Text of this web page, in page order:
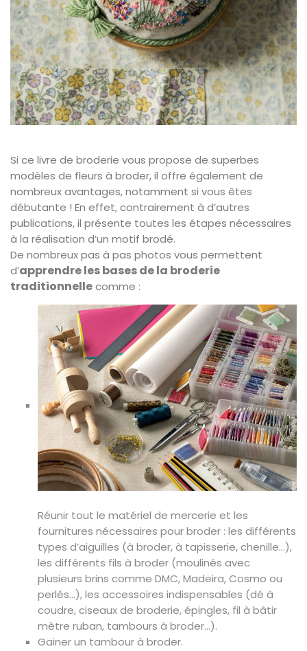
Si ce livre de broderie vous propose de superbes
modèles de fleurs à broder, il offre également de
nombreux avantages, notamment si vous êtes
débutante ! En effet, contrairement à d’autres
publications, il présente toutes les étapes nécessaires
à la réalisation d’un motif brodé.
De nombreux pas à pas photos vous permettent
d’apprendre les bases de la broderie
traditionnellecomme :
Réunir tout le matériel de mercerie et les
fournitures nécessaires pour broder : les différents
types d’aiguilles (à broder, à tapisserie, chenille…),
les différents fils à broder (moulinés avec
plusieurs brins comme DMC, Madeira, Cosmo ou
perlés…), les accessoires indispensables (dé à
coudre, ciseaux de broderie, épingles, fil à bâtir
mètre ruban, tambours à broder…).
Gainer un tambour à broder.